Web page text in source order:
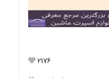
2176